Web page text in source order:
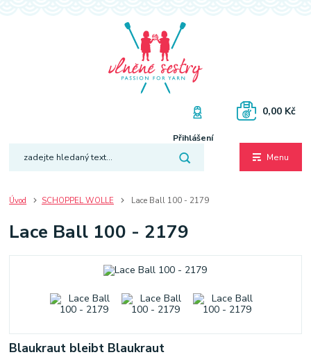
Menu
Přihlášení
0,00 Kč
Úvod SCHOPPEL WOLLE Lace Ball 100 - 2179
Lace Ball 100 - 2179
Blaukraut bleibt Blaukraut